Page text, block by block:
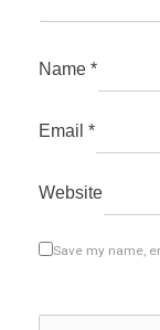
Name *
Email *
Website
Save my name,